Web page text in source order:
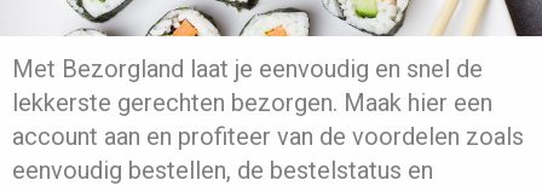
Met Bezorgland laat je eenvoudig en snel de
lekkerste gerechten bezorgen. Maak hier een
account aan en profiteer van de voordelen zoals
eenvoudig bestellen, de bestelstatus en